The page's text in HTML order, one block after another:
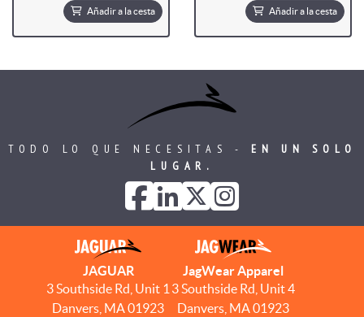
Añadir a la cesta Añadir a la cesta
TODO LO QUE NECESITAS - EN UN SOLO
LUGAR.
JAGUAR
3 Southside Rd, Unit 1
Danvers, MA 01923
JagWear Apparel
3 Southside Rd, Unit 4
Danvers, MA 01923